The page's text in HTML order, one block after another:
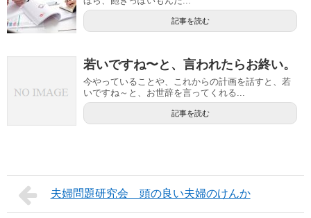
記事を読む
若いですね〜と、言われたらお終い。
今やっていることや、これからの計画を話すと、若
いですね～と、お世辞を言ってくれる...
記事を読む
夫婦問題研究会 頭の良い夫婦のけんか